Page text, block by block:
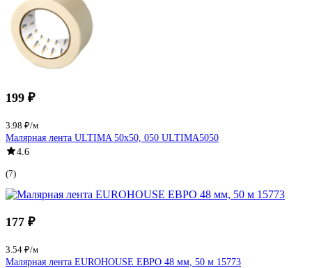
199 ₽
3.98 ₽/м
Малярная лента ULTIMA 50x50, 050 ULTIMA5050
4.6
(7)
177 ₽
3.54 ₽/м
Малярная лента EUROHOUSE ЕВРО 48 мм, 50 м 15773